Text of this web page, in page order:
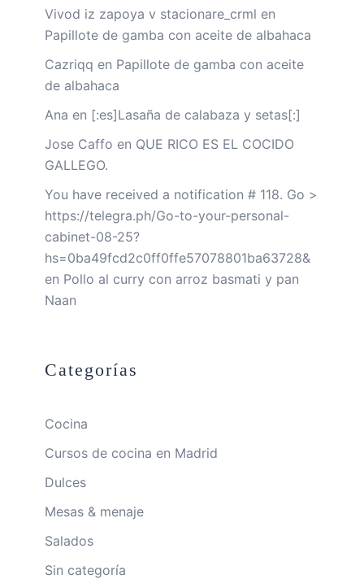
Vivod iz zapoya v stacionare_crml en
Papillote de gamba con aceite de albahaca
Cazriqq en Papillote de gamba con aceite
de albahaca
Ana en [:es]Lasaña de calabaza y setas[:]
Jose Caffo en QUE RICO ES EL COCIDO
GALLEGO.
You have received a notification # 118. Go >
https://telegra.ph/Go-to-your-personal-
cabinet-08-25?
hs=0ba49fcd2c0ff0ffe57078801ba63728&
en Pollo al curry con arroz basmati y pan
Naan
Categorías
Cocina
Cursos de cocina en Madrid
Dulces
Mesas & menaje
Salados
Sin categoría